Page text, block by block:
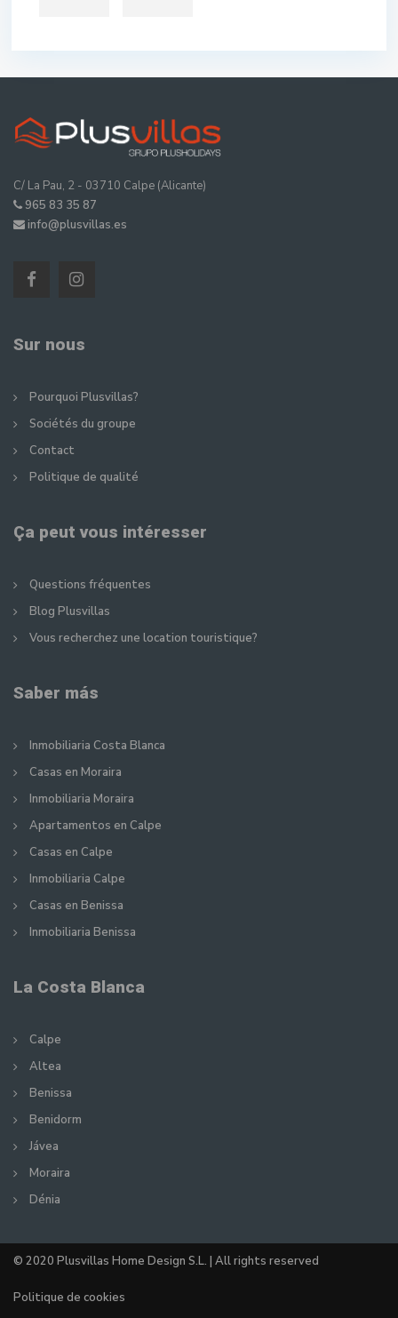
C/ La Pau, 2 - 03710 Calpe (Alicante)
965 83 35 87
info@plusvillas.es
Sur nous
Pourquoi Plusvillas?
Sociétés du groupe
Contact
Politique de qualité
Ça peut vous intéresser
Questions fréquentes
Blog Plusvillas
Vous recherchez une location touristique?
Saber más
Inmobiliaria Costa Blanca
Casas en Moraira
Inmobiliaria Moraira
Apartamentos en Calpe
Casas en Calpe
Inmobiliaria Calpe
Casas en Benissa
Inmobiliaria Benissa
La Costa Blanca
Calpe
Altea
Benissa
Benidorm
Jávea
Moraira
Dénia
© 2020 Plusvillas Home Design S.L. | All rights reserved
Politique de cookies